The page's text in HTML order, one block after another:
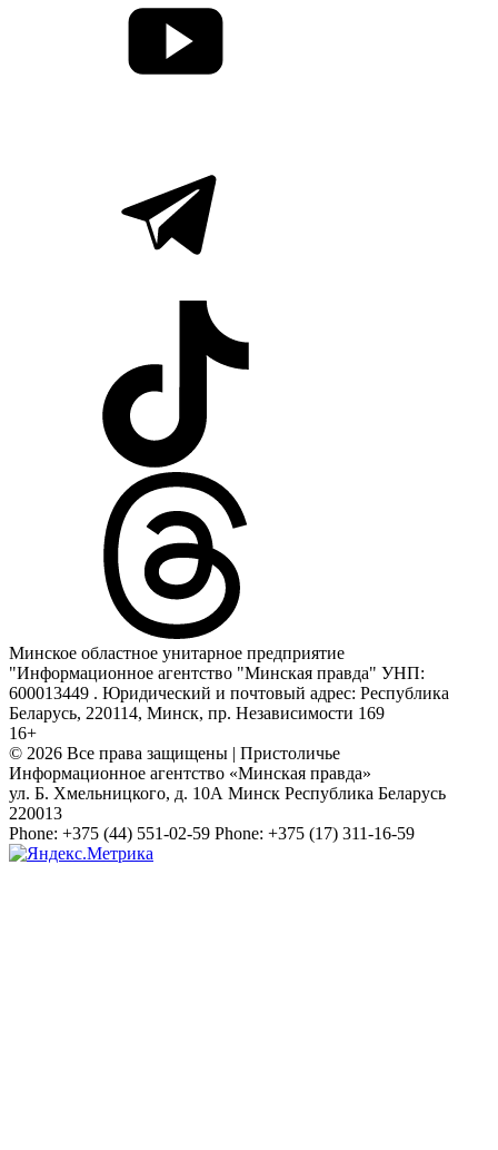
Минское областное унитарное предприятие
"Информационное агентство "Минская правда" УНП:
600013449 . Юридический и почтовый адрес: Республика
Беларусь, 220114, Минск, пр. Независимости 169
16+
© 2026 Все права защищены | Пристоличье
Информационное агентство «Минская правда»
ул. Б. Хмельницкого, д. 10А Минск Республика Беларусь
220013
Phone: +375 (44) 551-02-59 Phone: +375 (17) 311-16-59